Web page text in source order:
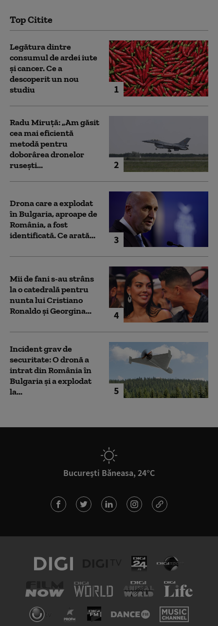
Top Citite
1
Legătura dintre
consumul de ardei iute
și cancer. Ce a
descoperit un nou
studiu
2
Radu Miruță: „Am găsit
cea mai eficientă
metodă pentru
doborârea dronelor
rusești...
3
Drona care a explodat
în Bulgaria, aproape de
România, a fost
identificată. Ce arată...
4
Mii de fani s-au strâns
la o catedrală pentru
nunta lui Cristiano
Ronaldo şi Georgina...
5
Incident grav de
securitate: O dronă a
intrat din România în
Bulgaria şi a explodat
la...
București Băneasa, 24°C